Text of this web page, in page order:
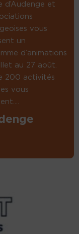
d’Audenge et
vous
un
d’animations
au 27 août.
200 activités
vous